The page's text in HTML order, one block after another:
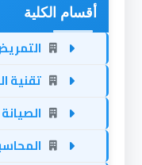
أقسام الكلية
تقنية